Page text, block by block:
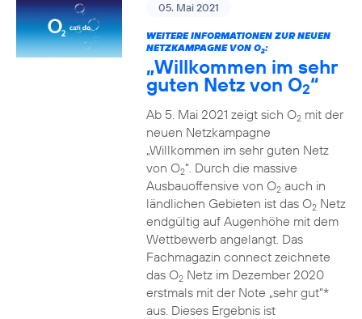
05. Mai 2021
WEITERE INFORMATIONEN ZUR NEUEN
NETZKAMPAGNE VON O2:
„Willkommen im sehr
guten Netz von O2“
Ab 5. Mai 2021 zeigt sich O2mit der
neuen Netzkampagne
„Willkommen im sehr guten Netz
von O2“. Durch die massive
Ausbauoffensive von O2auch in
ländlichen Gebieten ist das O2Netz
endgültig auf Augenhöhe mit dem
Wettbewerb angelangt. Das
Fachmagazin connect zeichnete
das O2Netz im Dezember 2020
erstmals mit der Note „sehr gut“*
aus. Dieses Ergebnis ist